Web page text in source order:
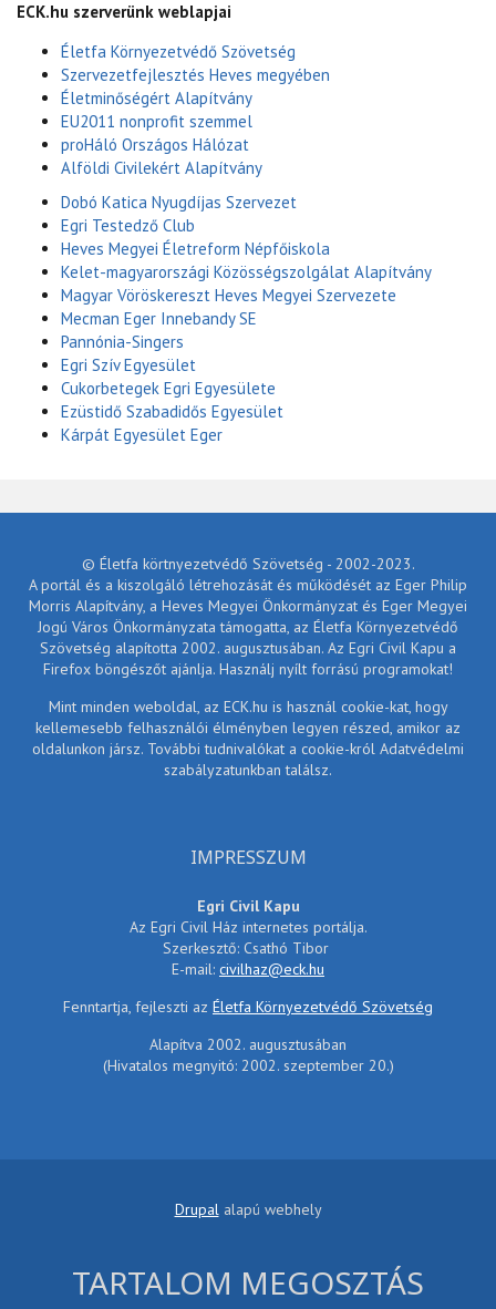
ECK.hu szerverünk weblapjai
Életfa Környezetvédő Szövetség
Szervezetfejlesztés Heves megyében
Életminőségért Alapítvány
EU2011 nonprofit szemmel
proHáló Országos Hálózat
Alföldi Civilekért Alapítvány
Dobó Katica Nyugdíjas Szervezet
Egri Testedző Club
Heves Megyei Életreform Népfőiskola
Kelet-magyarországi Közösségszolgálat Alapítvány
Magyar Vöröskereszt Heves Megyei Szervezete
Mecman Eger Innebandy SE
Pannónia-Singers
Egri Szív Egyesület
Cukorbetegek Egri Egyesülete
Ezüstidő Szabadidős Egyesület
Kárpát Egyesület Eger
© Életfa körtnyezetvédő Szövetség - 2002-2023.
A portál és a kiszolgáló létrehozását és működését az Eger Philip
Morris Alapítvány, a Heves Megyei Önkormányzat és Eger Megyei
Jogú Város Önkormányzata támogatta, az Életfa Környezetvédő
Szövetség alapította 2002. augusztusában. Az Egri Civil Kapu a
Firefox böngészőt ajánlja. Használj nyílt forrású programokat!
Mint minden weboldal, az ECK.hu is használ cookie-kat, hogy
kellemesebb felhasználói élményben legyen részed, amikor az
oldalunkon jársz. További tudnivalókat a cookie-król Adatvédelmi
szabályzatunkban találsz.
IMPRESSZUM
Egri Civil Kapu
Az Egri Civil Ház internetes portálja.
Szerkesztő: Csathó Tibor
E-mail: civilhaz@eck.hu
Fenntartja, fejleszti az Életfa Környezetvédő Szövetség
Alapítva 2002. augusztusában
(Hivatalos megnyitó: 2002. szeptember 20.)
Drupalalapú webhely
TARTALOM MEGOSZTÁS